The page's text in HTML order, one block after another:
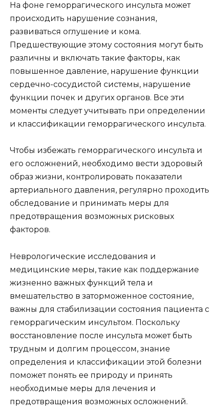
На фоне геморрагического инсульта может
происходить нарушение сознания,
развиваться оглушение и кома.
Предшествующие этому состояния могут быть
различны и включать такие факторы, как
повышенное давление, нарушение функции
сердечно-сосудистой системы, нарушение
функции почек и других органов. Все эти
моменты следует учитывать при определении
и классификации геморрагического инсульта.
Чтобы избежать геморрагического инсульта и
его осложнений, необходимо вести здоровый
образ жизни, контролировать показатели
артериального давления, регулярно проходить
обследование и принимать меры для
предотвращения возможных рисковых
факторов.
Неврологические исследования и
медицинские меры, такие как поддержание
жизненно важных функций тела и
вмешательство в заторможенное состояние,
важны для стабилизации состояния пациента с
геморрагическим инсультом. Поскольку
восстановление после инсульта может быть
трудным и долгим процессом, знание
определения и классификации этой болезни
поможет понять ее природу и принять
необходимые меры для лечения и
предотвращения возможных осложнений.